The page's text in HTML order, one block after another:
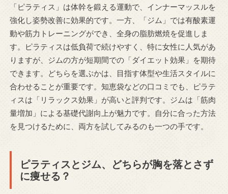
「ピラティス」は体幹を鍛える運動で、インナーマッスルを
強化し姿勢改善に効果的です。一方、「ジム」では有酸素運
動や筋力トレーニングができ、全身の脂肪燃焼を促進しま
す。ピラティスは低負荷で続けやすく、特に女性に人気があ
りますが、ジムの方が短期間での「ダイエット効果」を期待
できます。どちらを選ぶかは、目指す体型や生活スタイルに
合わせることが重要です。知恵袋などの口コミでも、ピラテ
ィスは「リラックス効果」が高いと評判です。ジムは「筋肉
量増加」による基礎代謝向上が魅力です。自分に合った方法
を見つけるために、両方を試してみるのも一つの手です。
ピラティスとジム、どちらが胸を落とさず
に痩せる？